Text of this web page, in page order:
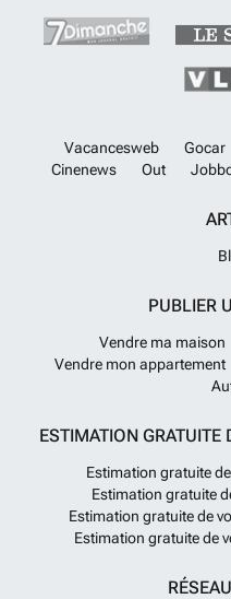
Vacancesweb Gocar
Cinenews
Out
PUBLIER
Vendre ma maison
Vendre mon appartement
ESTIMATION GRATUITE
Estimation gratuite
Estimation gratuite
Estimation gratuite de
Estimation gratuite de